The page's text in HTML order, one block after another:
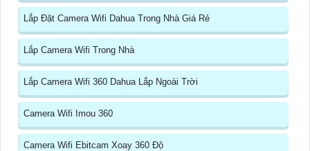
Lắp Đặt Camera Wifi Dahua Trong Nhà Giá Rẻ
Lắp Camera Wifi Trong Nhà
Lắp Camera Wifi 360 Dahua Lắp Ngoài Trời
Camera Wifi Imou 360
Camera Wifi Ebitcam Xoay 360 Độ